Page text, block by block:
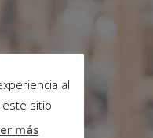
al
sitio
más